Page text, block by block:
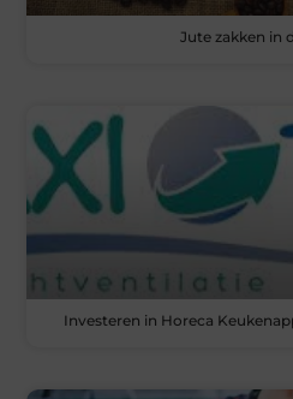
Jute zakken in
Investeren in Horeca